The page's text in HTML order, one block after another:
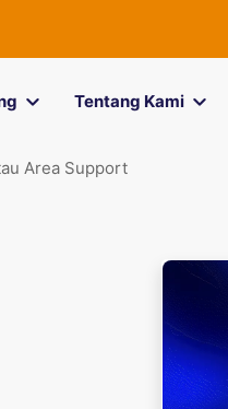
Tentang Kami
Area Support